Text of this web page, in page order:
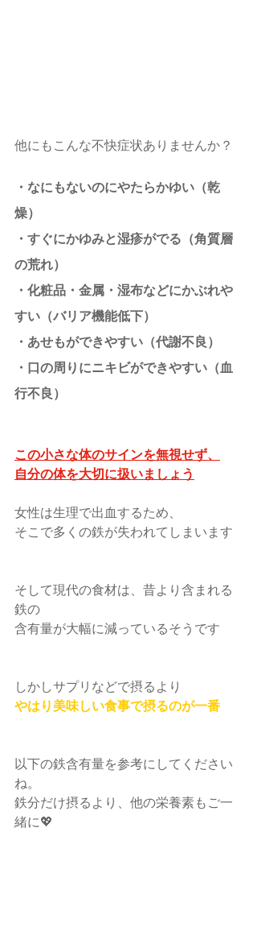
他にもこんな不快症状ありませんか？
・なにもないのにやたらかゆい（乾
燥）
・すぐにかゆみと湿疹がでる（角質層
の荒れ）
・化粧品・金属・湿布などにかぶれや
すい（バリア機能低下）
・あせもができやすい（代謝不良）
・口の周りにニキビができやすい（血
行不良）
この小さな体のサインを無視せず、
自分の体を大切に扱いましょう
女性は生理で出血するため、
そこで多くの鉄が失われてしまいます
そして現代の食材は、昔より含まれる
鉄の
含有量が大幅に減っているそうです
しかしサプリなどで摂るより
やはり美味しい食事で摂るのが一番
以下の鉄含有量を参考にしてください
ね。
鉄分だけ摂るより、他の栄養素もご一
緒に💖